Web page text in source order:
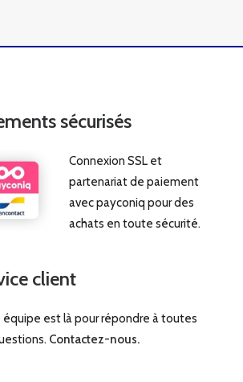
sécurisés
Connexion SSL et
partenariat de paiement
avec payconiq pour des
achats en toute sécurité.
client
équipe est là pour répondre à toutes
Contactez-nous.